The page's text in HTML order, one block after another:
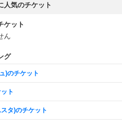
人気のチケット
ケット
ん
グ
)のチケット
ト
タ)のチケット